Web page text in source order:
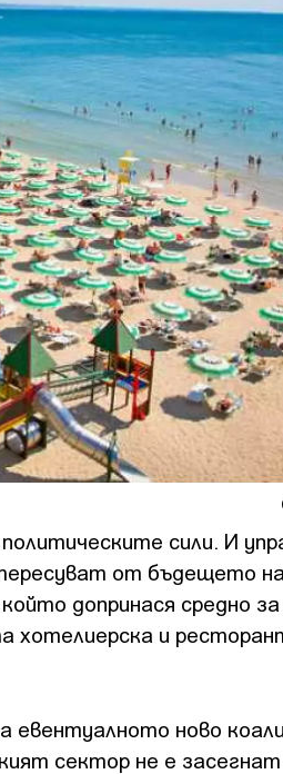
сили. И
от бъдещето
допринася средно
и
евентуалното ново
сектор не е